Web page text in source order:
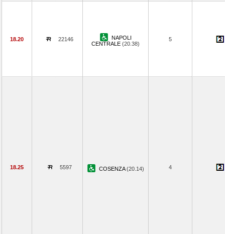
18.20 22146
NAPOLI
CENTRALE (20.38)
5
18.25 5597 COSENZA(20.14) 4